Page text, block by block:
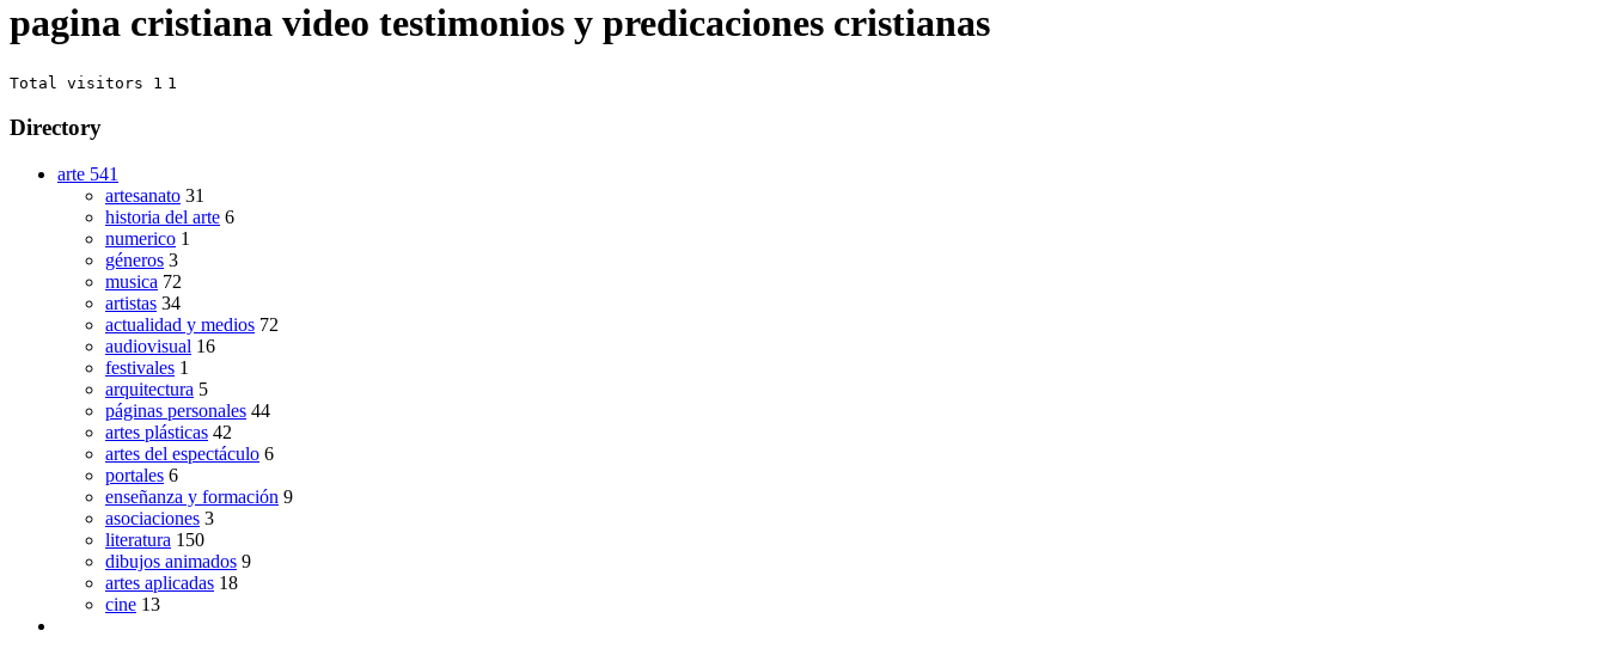
pagina cristiana video testimonios y predicaciones cristianas
Total visitors 1 1
Directory
arte 541
artesanato 31
historia del arte 6
numerico 1
géneros 3
musica 72
artistas 34
actualidad y medios 72
audiovisual 16
festivales 1
arquitectura 5
páginas personales 44
artes plásticas 42
artes del espectáculo 6
portales 6
enseñanza y formación 9
asociaciones 3
literatura 150
dibujos animados 9
artes aplicadas 18
cine 13